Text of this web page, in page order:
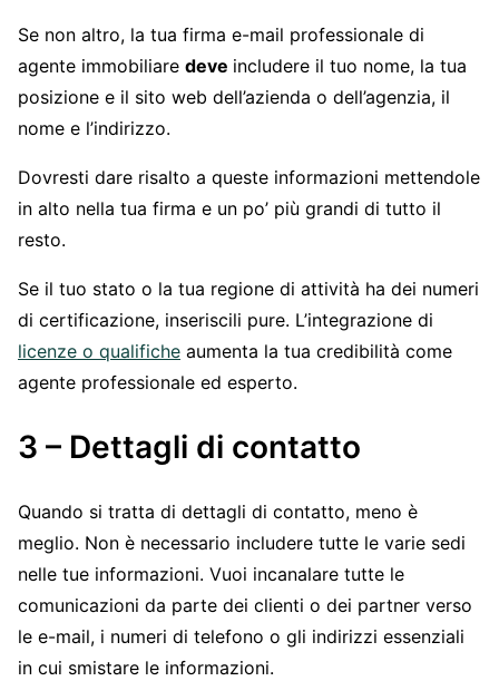
Se non altro, la tua firma e-mail professionale di
agente immobiliare deve includere il tuo nome, la tua
posizione e il sito web dell’azienda o dell’agenzia, il
nome e l’indirizzo.
Dovresti dare risalto a queste informazioni mettendole
in alto nella tua firma e un po’ più grandi di tutto il
resto.
Se il tuo stato o la tua regione di attività ha dei numeri
di certificazione, inseriscili pure. L’integrazione di
licenze o qualifiche aumenta la tua credibilità come
agente professionale ed esperto.
3 – Dettagli di contatto
Quando si tratta di dettagli di contatto, meno è
meglio. Non è necessario includere tutte le varie sedi
nelle tue informazioni. Vuoi incanalare tutte le
comunicazioni da parte dei clienti o dei partner verso
le e-mail, i numeri di telefono o gli indirizzi essenziali
in cui smistare le informazioni.